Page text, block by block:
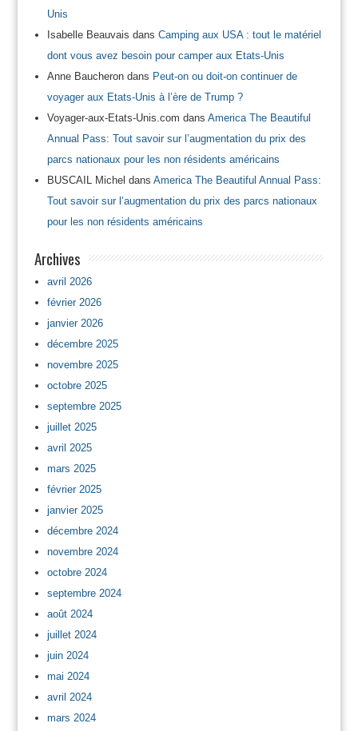
Unis
Isabelle Beauvais dans Camping aux USA : tout le matériel
dont vous avez besoin pour camper aux Etats-Unis
Anne Baucherondans Peut-on ou doit-on continuer de
voyager aux Etats-Unis à l’ère de Trump ?
Voyager-aux-Etats-Unis.com dans America The Beautiful
Annual Pass: Tout savoir sur l’augmentation du prix des
parcs nationaux pour les non résidents américains
BUSCAIL Michel dans America The Beautiful Annual Pass:
Tout savoir sur l’augmentation du prix des parcs nationaux
pour les non résidents américains
Archives
avril 2026
février 2026
janvier 2026
décembre 2025
novembre 2025
octobre 2025
septembre 2025
juillet 2025
avril 2025
mars 2025
février 2025
janvier 2025
décembre 2024
novembre 2024
octobre 2024
septembre 2024
août 2024
juillet 2024
juin 2024
mai 2024
avril 2024
mars 2024